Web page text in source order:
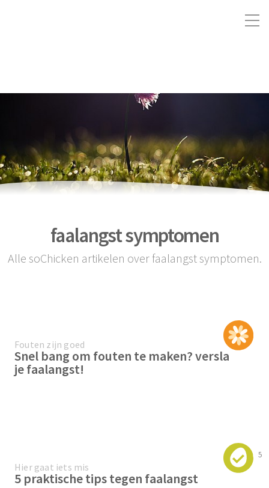
faalangst symptomen
Alle soChicken artikelen over faalangst symptomen.
Fouten zijn goed
Snel bang om fouten te maken? versla
je faalangst!
5
Hier gaat iets mis
5 praktische tips tegen faalangst